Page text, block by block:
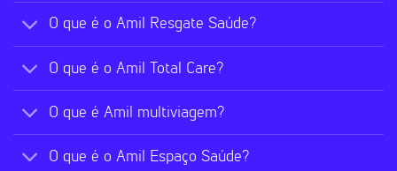
O que é o Amil Resgate Saúde?
O que é o Amil Total Care?
O que é Amil multiviagem?
O que é o Amil Espaço Saúde?